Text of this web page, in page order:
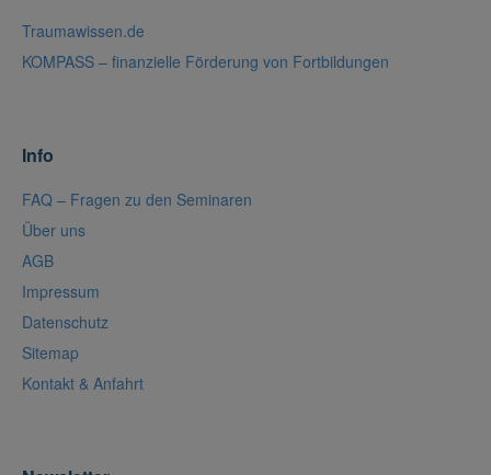
Traumawissen.de
KOMPASS – finanzielle Förderung von Fortbildungen
Info
FAQ – Fragen zu den Seminaren
Über uns
AGB
Impressum
Datenschutz
Sitemap
Kontakt & Anfahrt